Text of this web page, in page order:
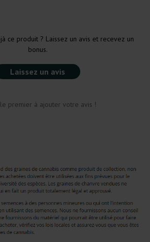
ce produit ? Laissez un avis et recevez un
bonus.
Laissez un avis
premier à ajouter votre avis !